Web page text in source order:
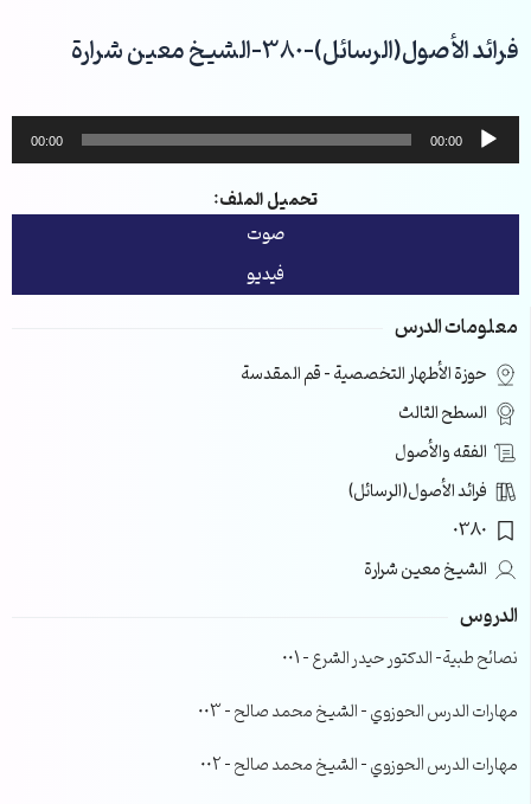
إلى
المحتوى
فرائد الأصول(الرسائل)-380-الشيخ معين شرارة
مشغل
الصوت
00:00
00:00
تحميل الملف:
صوت
فيديو
معلومات الدرس
حوزة الأطهار التخصصية – قم المقدسة
السطح الثالث
الفقه والأصول
فرائد الأصول(الرسائل)
0380
الشيخ معين شرارة
الدروس
نصائح طبية- الدكتور حيدر الشرع – 001
مهارات الدرس الحوزوي – الشيخ محمد صالح – 003
مهارات الدرس الحوزوي – الشيخ محمد صالح – 002